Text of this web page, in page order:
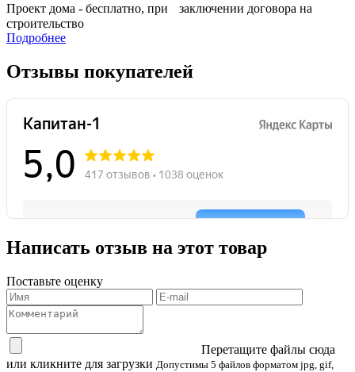
Проект дома - бесплатно, при заключении договора на
строительство
Подробнее
Отзывы покупателей
Написать отзыв на этот товар
Поставьте оценку
Перетащите файлы сюда
или кликните для загрузки Допустимы 5 файлов форматом jpg, gif,